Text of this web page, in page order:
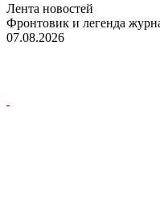
Лента новостей
Фронтовик и легенда
07.08.2026